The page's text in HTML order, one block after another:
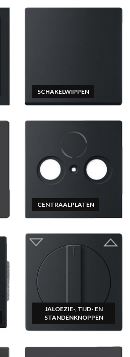
SCHAKELWIPPEN
CENTRAALPLATEN
JALOEZIE-, TIJD- EN
STANDENKNOPPEN